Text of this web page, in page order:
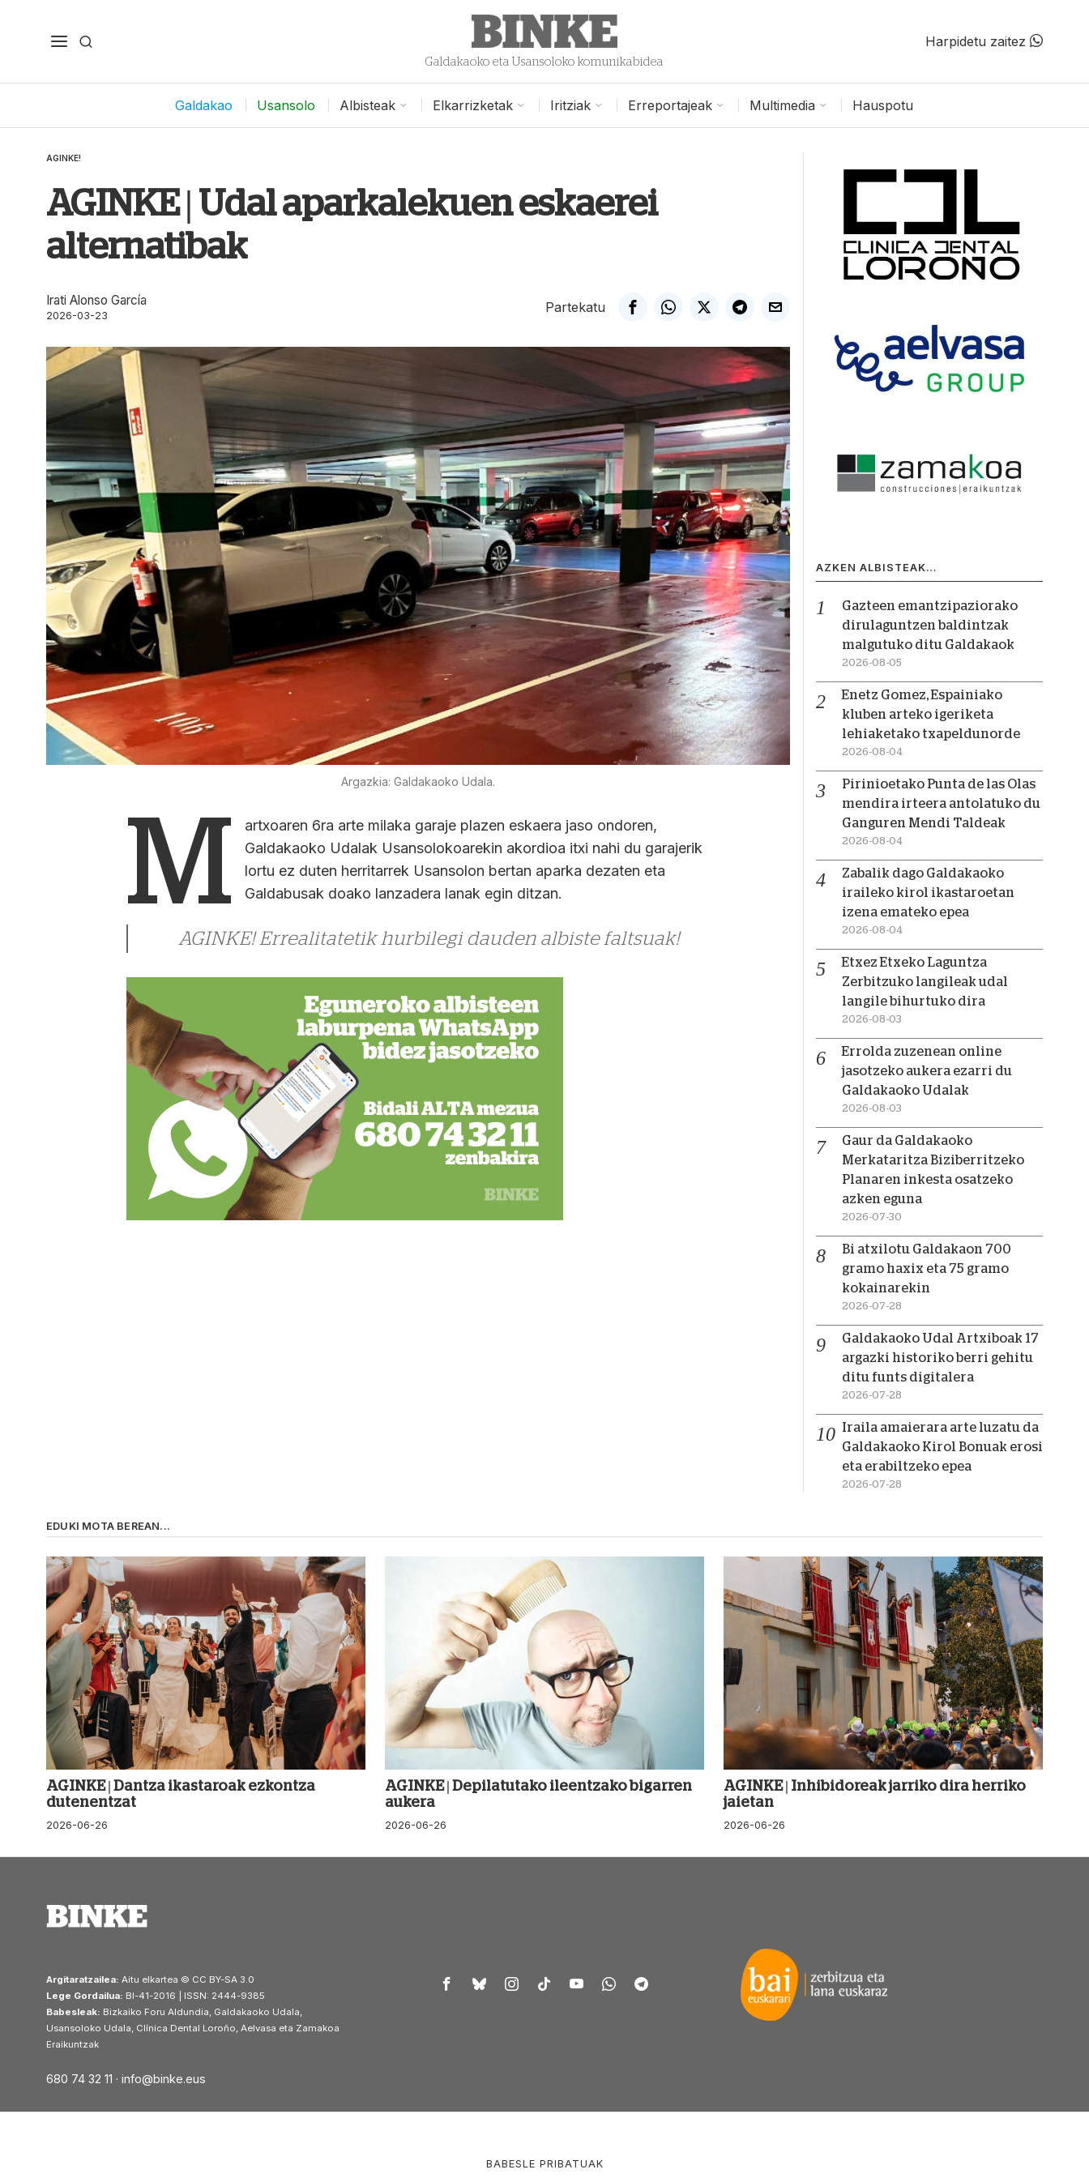
Galdakaoko eta Usansoloko komunikabidea
Harpidetu zaitez
Galdakao Usansolo Albisteak Elkarrizketak Iritziak Erreportajeak Multimedia Hauspotu
AGINKE!
AGINKE | Udal aparkalekuen eskaerei
alternatibak
Irati Alonso García
2026-03-23
Partekatu
Argazkia: Galdakaoko Udala.
M
artxoaren 6ra arte milaka garaje plazen eskaera jaso ondoren,
Galdakaoko Udalak Usansolokoarekin akordioa itxi nahi du garajerik
lortu ez duten herritarrek Usansolon bertan aparka dezaten eta
Galdabusak doako lanzadera lanak egin ditzan.
AGINKE! Errealitatetik hurbilegi dauden albiste faltsuak!
AZKEN ALBISTEAK…
Gazteen emantzipaziorako
dirulaguntzen baldintzak
malgutuko ditu Galdakaok
2026-08-05
Enetz Gomez, Espainiako
kluben arteko igeriketa
lehiaketako txapeldunorde
2026-08-04
Pirinioetako Punta de las Olas
mendira irteera antolatuko du
Ganguren Mendi Taldeak
2026-08-04
Zabalik dago Galdakaoko
iraileko kirol ikastaroetan
izena emateko epea
2026-08-04
Etxez Etxeko Laguntza
Zerbitzuko langileak udal
langile bihurtuko dira
2026-08-03
Errolda zuzenean online
jasotzeko aukera ezarri du
Galdakaoko Udalak
2026-08-03
Gaur da Galdakaoko
Merkataritza Biziberritzeko
Planaren inkesta osatzeko
azken eguna
2026-07-30
Bi atxilotu Galdakaon 700
gramo haxix eta 75 gramo
kokainarekin
2026-07-28
Galdakaoko Udal Artxiboak 17
argazki historiko berri gehitu
ditu funts digitalera
2026-07-28
Iraila amaierara arte luzatu da
Galdakaoko Kirol Bonuak erosi
eta erabiltzeko epea
2026-07-28
EDUKI MOTA BEREAN...
AGINKE | Dantza ikastaroak ezkontza
dutenentzat
2026-06-26
AGINKE | Depilatutako ileentzako bigarren
aukera
2026-06-26
AGINKE | Inhibidoreak jarriko dira herriko
jaietan
2026-06-26
Argitaratzailea: Aitu elkartea © CC BY-SA 3.0
Lege Gordailua: BI-41-2016 | ISSN: 2444-9385
Babesleak: Bizkaiko Foru Aldundia, Galdakaoko Udala,
Usansoloko Udala, Clínica Dental Loroño, Aelvasa eta Zamakoa
Eraikuntzak
680 74 32 11 · info@binke.eus
BABESLE PRIBATUAK